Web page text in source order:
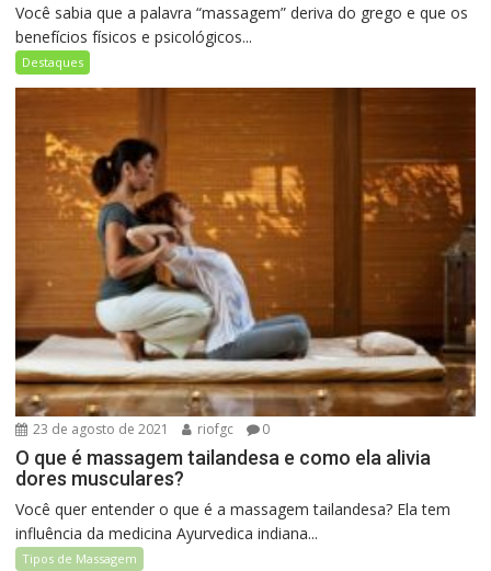
Você sabia que a palavra “massagem” deriva do grego e que os
benefícios físicos e psicológicos...
Destaques
23 de agosto de 2021 riofgc 0
O que é massagem tailandesa e como ela alivia
dores musculares?
Você quer entender o que é a massagem tailandesa? Ela tem
influência da medicina Ayurvedica indiana...
Tipos de Massagem